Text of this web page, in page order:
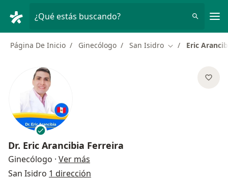
¿Qué estás buscando?
Página De Inicio Ginecólogo San Isidro Cambiar de
Eric
Dr. Eric Arancibia Ferreira
Ginecólogo · Ver más
San Isidro 1 dirección